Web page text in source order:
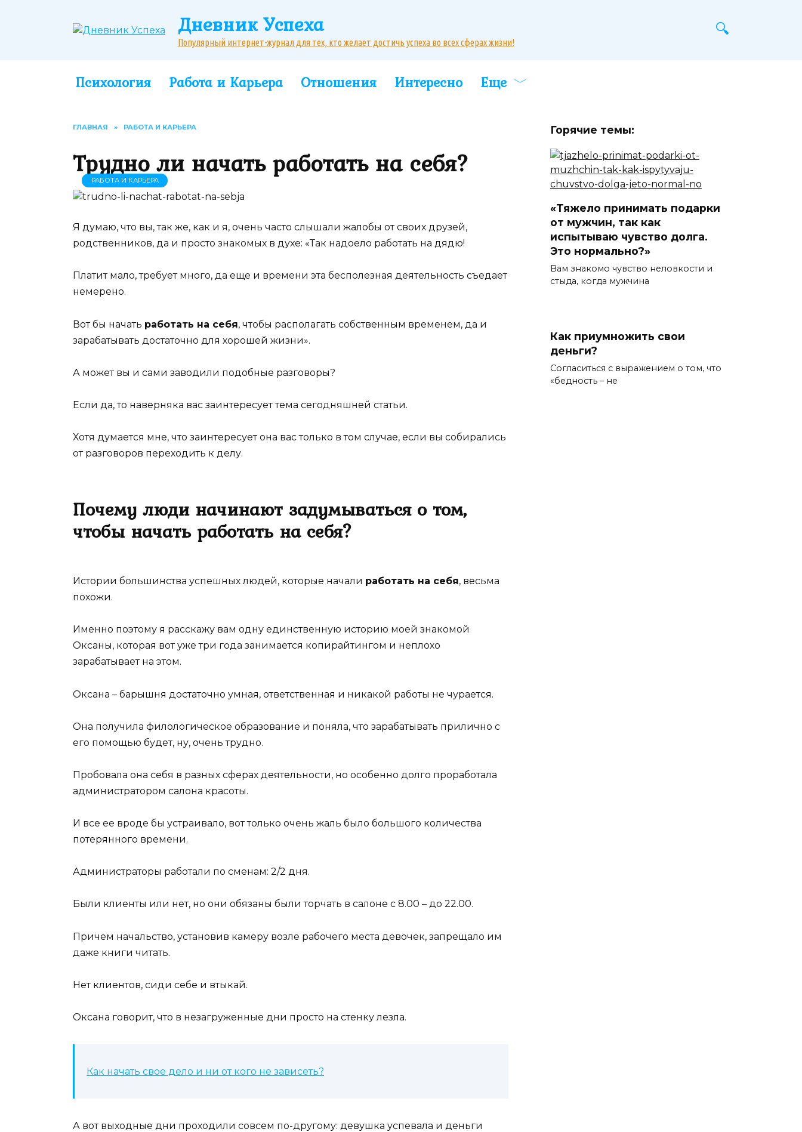
Дневник Успеха
Популярный интернет-журнал для тех, кто желает достичь успеха во всех сферах жизни!
Психология Работа и Карьера Отношения Интересно Еще
ГЛАВНАЯ » РАБОТА И КАРЬЕРА
Трудно ли начать работать на себя?
РАБОТА И КАРЬЕРА
Я думаю, что вы, так же, как и я, очень часто слышали жалобы от своих друзей,
родственников, да и просто знакомых в духе: «Так надоело работать на дядю!
Платит мало, требует много, да еще и времени эта бесполезная деятельность съедает
немерено.
Вот бы начать работать на себя, чтобы располагать собственным временем, да и
зарабатывать достаточно для хорошей жизни».
А может вы и сами заводили подобные разговоры?
Если да, то наверняка вас заинтересует тема сегодняшней статьи.
Хотя думается мне, что заинтересует она вас только в том случае, если вы собирались
от разговоров переходить к делу.
Почему люди начинают задумываться о том,
чтобы начать работать на себя?
Истории большинства успешных людей, которые начали работать на себя, весьма
похожи.
Именно поэтому я расскажу вам одну единственную историю моей знакомой
Оксаны, которая вот уже три года занимается копирайтингом и неплохо
зарабатывает на этом.
Оксана – барышня достаточно умная, ответственная и никакой работы не чурается.
Она получила филологическое образование и поняла, что зарабатывать прилично с
его помощью будет, ну, очень трудно.
Пробовала она себя в разных сферах деятельности, но особенно долго проработала
администратором салона красоты.
И все ее вроде бы устраивало, вот только очень жаль было большого количества
потерянного времени.
Администраторы работали по сменам: 2/2 дня.
Были клиенты или нет, но они обязаны были торчать в салоне с 8.00 – до 22.00.
Причем начальство, установив камеру возле рабочего места девочек, запрещало им
даже книги читать.
Нет клиентов, сиди себе и втыкай.
Оксана говорит, что в незагруженные дни просто на стенку лезла.
Как начать свое дело и ни от кого не зависеть?
А вот выходные дни проходили совсем по-другому: девушка успевала и деньги
Горячие темы:
«Тяжело принимать подарки
от мужчин, так как
испытываю чувство долга.
Это нормально?»
Вам знакомо чувство неловкости и
стыда, когда мужчина
Как приумножить свои
деньги?
Согласиться с выражением о том, что
«бедность – не